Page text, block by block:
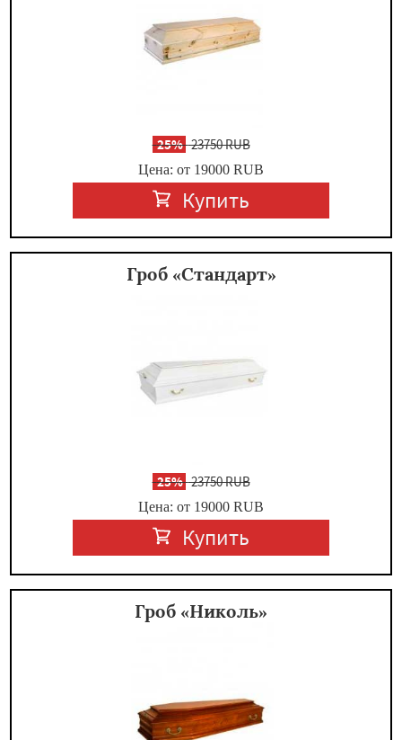
-25%23750 RUB
Цена: от 19000 RUB
Купить
Гроб «Стандарт»
-25%23750 RUB
Цена: от 19000 RUB
Купить
Гроб «Николь»